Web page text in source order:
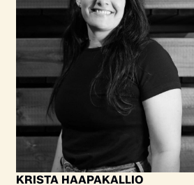
KRISTA HAAPAKALLIO